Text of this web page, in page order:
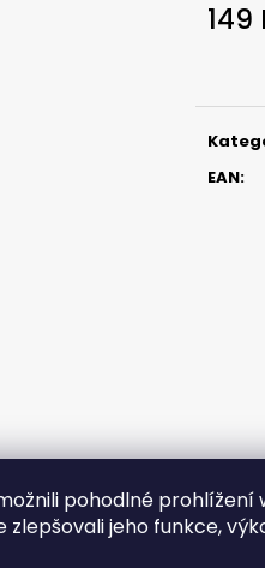
pohodlné prohlížení
jeho funkce,
149
EAN:
ČIHÁTKO PŘED